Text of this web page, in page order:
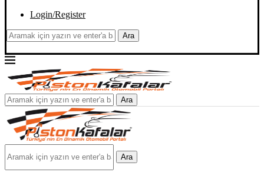
Login/Register
Ara
Ara
Ara